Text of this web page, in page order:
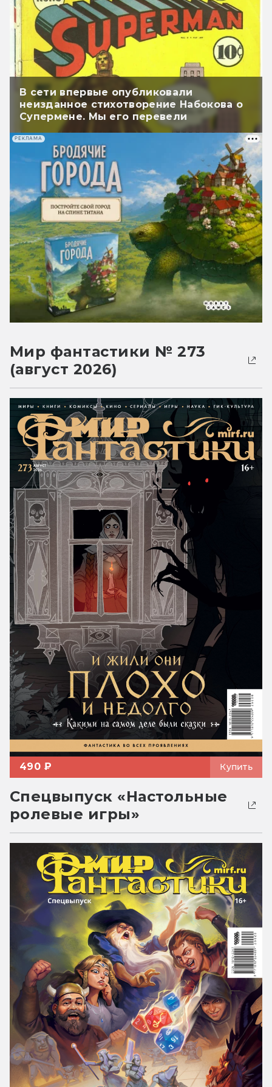
В сети впервые опубликовали
неизданное стихотворение Набокова о
Супермене. Мы его перевели
РЕКЛАМА
Мир фантастики № 273
(август 2026)
490 ₽ Купить
Спецвыпуск «Настольные
ролевые игры»